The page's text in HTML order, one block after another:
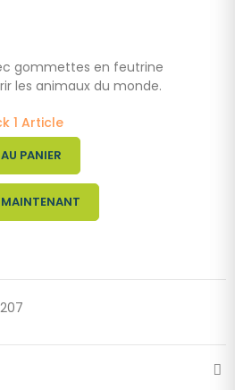
gommettes en feutrine
les animaux du monde.
1 Article
PANIER